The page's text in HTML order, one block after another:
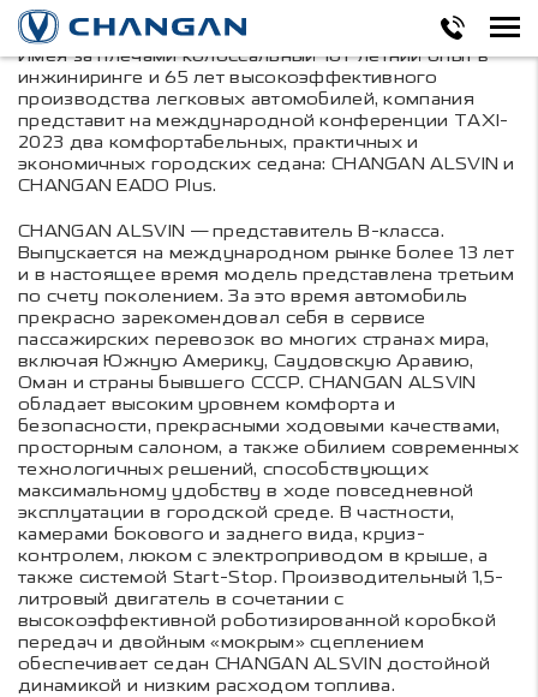
российского аналитического агентства «Автостат»
по сохранению остаточной стоимости автомобилей.
Имея за плечами колоссальный 161-летний опыт в
инжиниринге и 65 лет высокоэффективного
производства легковых автомобилей, компания
представит на международной конференции TAXI-
2023 два комфортабельных, практичных и
экономичных городских седана: CHANGAN ALSVIN и
CHANGAN EADO Plus.
CHANGAN ALSVIN — представитель В-класса.
Выпускается на международном рынке более 13 лет
и в настоящее время модель представлена третьим
по счету поколением. За это время автомобиль
прекрасно зарекомендовал себя в сервисе
пассажирских перевозок во многих странах мира,
включая Южную Америку, Саудовскую Аравию,
Оман и страны бывшего СССР. CHANGAN ALSVIN
обладает высоким уровнем комфорта и
безопасности, прекрасными ходовыми качествами,
просторным салоном, а также обилием современных
технологичных решений, способствующих
максимальному удобству в ходе повседневной
эксплуатации в городской среде. В частности,
камерами бокового и заднего вида, круиз-
контролем, люком с электроприводом в крыше, а
также системой Start-Stop. Производительный 1,5-
литровый двигатель в сочетании с
высокоэффективной роботизированной коробкой
передач и двойным «мокрым» сцеплением
обеспечивает седан CHANGAN ALSVIN достойной
динамикой и низким расходом топлива.